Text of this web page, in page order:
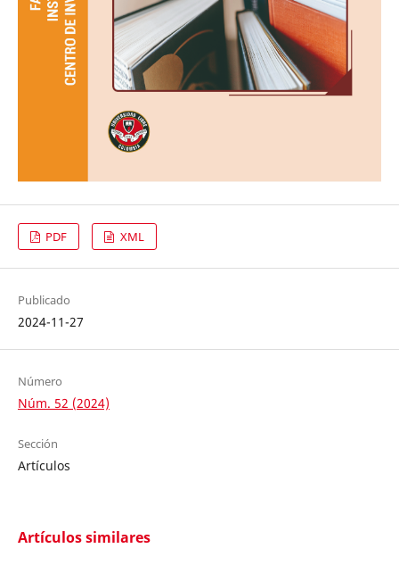
PDF XML
Publicado
2024-11-27
Número
Núm. 52 (2024)
Sección
Artículos
Artículos similares